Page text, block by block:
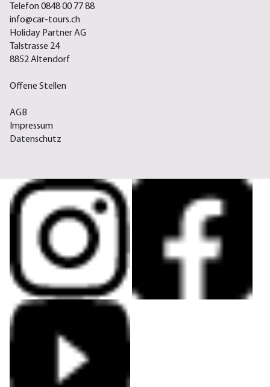
Telefon 0848 00 77 88
info@car-tours.ch
Holiday Partner AG
Talstrasse 24
8852 Altendorf
Offene Stellen
AGB
Impressum
Datenschutz